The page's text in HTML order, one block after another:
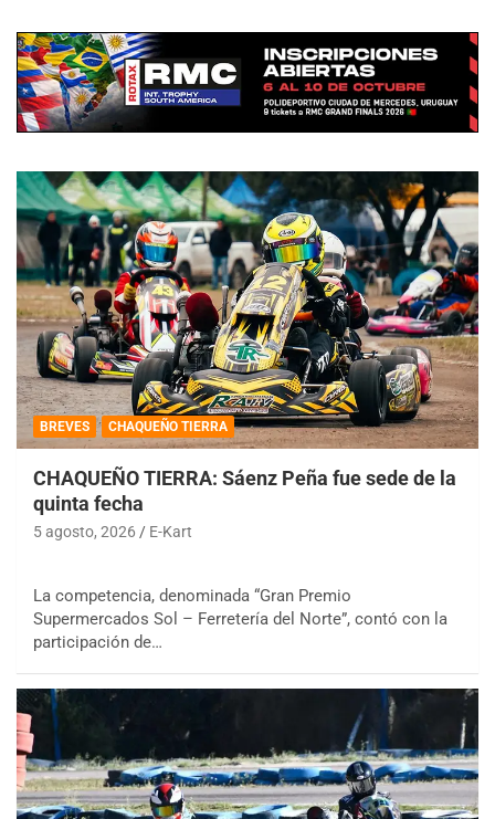
BREVES CHAQUEÑO TIERRA
CHAQUEÑO TIERRA: Sáenz Peña fue sede de la
quinta fecha
5 agosto, 2026 E-Kart
La competencia, denominada “Gran Premio
Supermercados Sol – Ferretería del Norte”, contó con la
participación de…